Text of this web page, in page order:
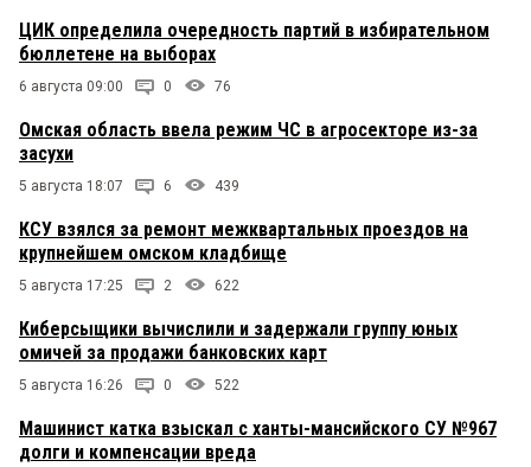
ЦИК определила очередность партий в избирательном
бюллетене на выборах
6 августа 09:00 0 76
Омская область ввела режим ЧС в агросекторе из-за
засухи
5 августа 18:07 6 439
КСУ взялся за ремонт межквартальных проездов на
крупнейшем омском кладбище
5 августа 17:25 2 622
Киберсыщики вычислили и задержали группу юных
омичей за продажи банковских карт
5 августа 16:26 0 522
Машинист катка взыскал с ханты-мансийского СУ №967
долги и компенсации вреда